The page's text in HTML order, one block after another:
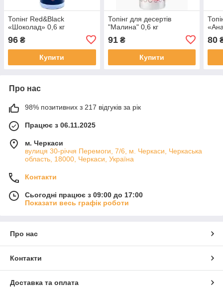
Топінг Red&Black
«Шоколад» 0,6 кг
96 ₴
Купити
Топінг для десертів
"Малина" 0,6 кг
91₴
Купити
80
Про нас
98% позитивних з 217 відгуків за рік
Працює з 06.11.2025
м. Черкаси
вулиця 30-річчя Перемоги, 7/6, м. Черкаси, Черкаська
область, 18000, Черкаси, Україна
Контакти
Сьогодні працює з 09:00 до 17:00
Показати весь графік роботи
Про нас
Контакти
Доставка та оплата